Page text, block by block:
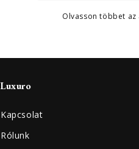
Olvasson többet
Luxuro
Kapcsolat
Rólunk